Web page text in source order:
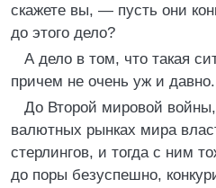
скажете вы, — пусть они
до этого дело?
А дело в том, что такая
причем не очень уж и давно.
До Второй мировой
валютных рынках мира
стерлингов, и тогда с ним
до поры безуспешно,